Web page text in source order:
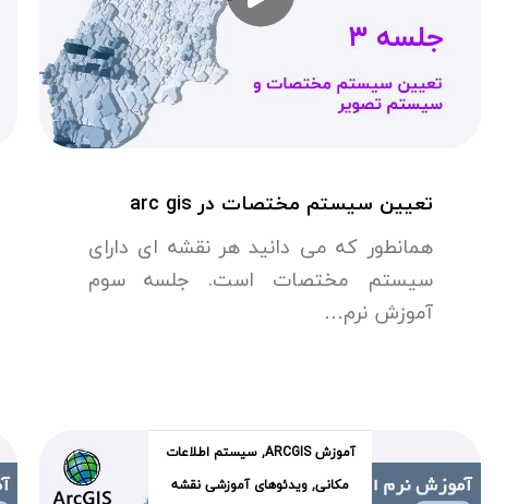
تعیین سیستم مختصات در arc gis
همانطور که می دانید هر نقشه ای دارای
سیستم مختصات است. جلسه سوم
آموزش نرم…
آموزش ARCGIS ,سیستم اطلاعات
مکانی,ویدئوهای آموزشی نقشه